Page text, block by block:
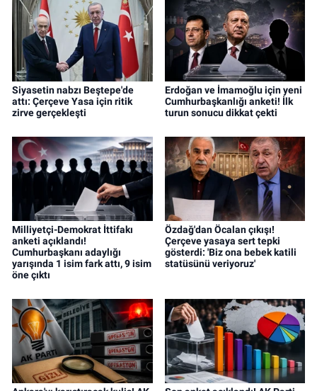
Siyasetin nabzı Beştepe'de
attı: Çerçeve Yasa için ritik
zirve gerçekleşti
Erdoğan ve İmamoğlu için yeni
Cumhurbaşkanlığı anketi! İlk
turun sonucu dikkat çekti
Milliyetçi-Demokrat İttifakı
anketi açıklandı!
Cumhurbaşkanı adaylığı
yarışında 1 isim fark attı, 9 isim
öne çıktı
Özdağ'dan Öcalan çıkışı!
Çerçeve yasaya sert tepki
gösterdi: 'Biz ona bebek katili
statüsünü veriyoruz'